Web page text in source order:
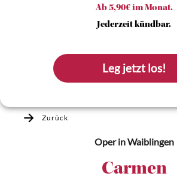
Ab 5,90€ im Monat.
Jederzeit kündbar.
Leg jetzt los!
Zurück
Operin Waiblingen
Carmen